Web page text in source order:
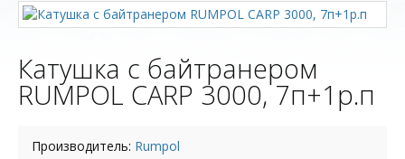
Катушка с байтранером
RUMPOL CARP 3000, 7п+1р.п
Производитель: Rumpol